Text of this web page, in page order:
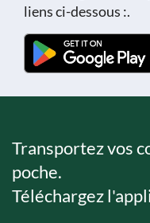
liens ci-dessous :.
Transportez vos
poche.
Téléchargez